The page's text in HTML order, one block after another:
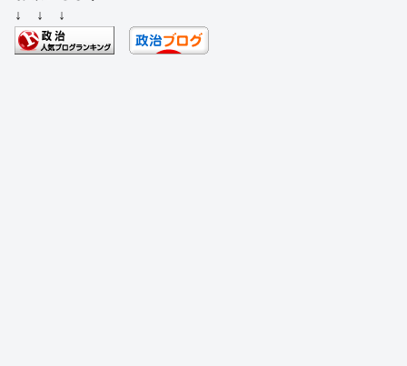
b
d
y
↓ ↓ ↓